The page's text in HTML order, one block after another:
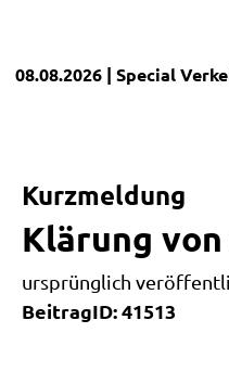
08.08.2026 | Special
Kurzmeldung
Klärung
ursprünglich
BeitragID: 41513